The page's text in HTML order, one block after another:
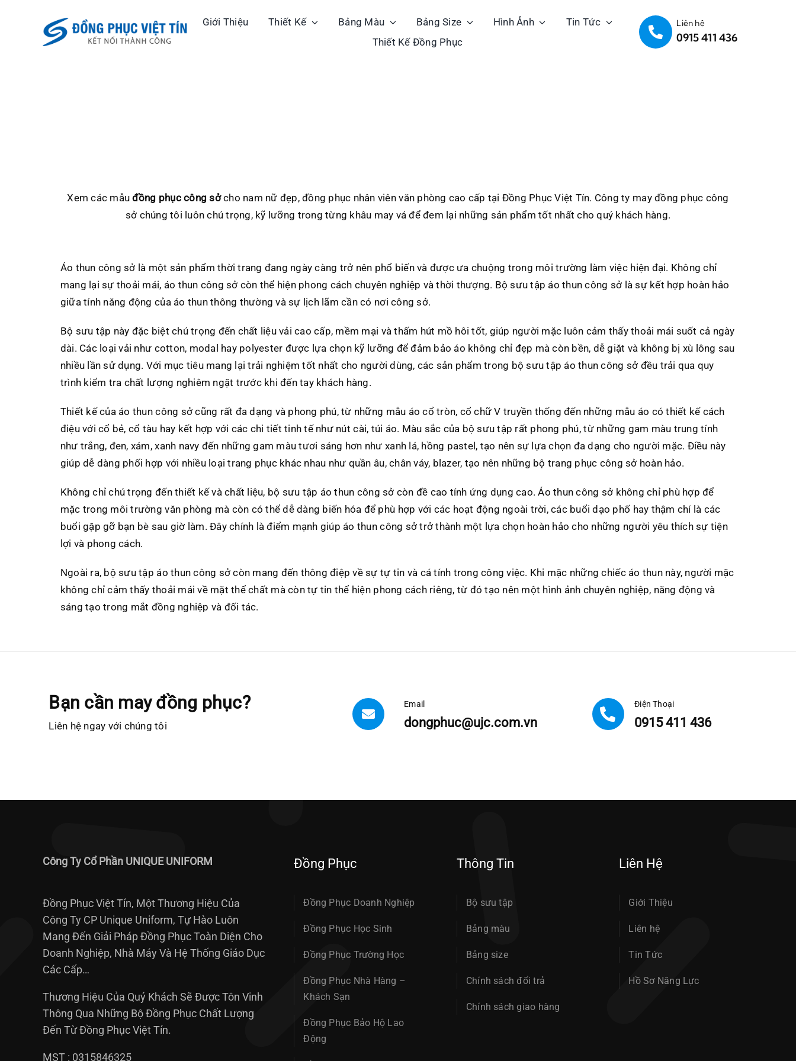
Giới Thiệu Thiết Kế Bảng Màu Bảng Size Hình Ảnh
Tin Tức
Thiết Kế Đồng Phục
Liên hệ
0915 411 436
Xem các mẫuđồng phục công sởcho nam nữ đẹp, đồng phục nhân viên văn phòng cao cấp tại Đồng Phục Việt Tín. Công ty may đồng phục công
sở chúng tôi luôn chú trọng, kỹ lưỡng trong từng khâu may vá để đem lại những sản phẩm tốt nhất cho quý khách hàng.
Áo thun công sở là một sản phẩm thời trang đang ngày càng trở nên phổ biến và được ưa chuộng trong môi trường làm việc hiện đại. Không chỉ
mang lại sự thoải mái, áo thun công sở còn thể hiện phong cách chuyên nghiệp và thời thượng. Bộ sưu tập áo thun công sở là sự kết hợp hoàn hảo
giữa tính năng động của áo thun thông thường và sự lịch lãm cần có nơi công sở.
Bộ sưu tập này đặc biệt chú trọng đến chất liệu vải cao cấp, mềm mại và thấm hút mồ hôi tốt, giúp người mặc luôn cảm thấy thoải mái suốt cả ngày
dài. Các loại vải như cotton, modal hay polyester được lựa chọn kỹ lưỡng để đảm bảo áo không chỉ đẹp mà còn bền, dễ giặt và không bị xù lông sau
nhiều lần sử dụng. Với mục tiêu mang lại trải nghiệm tốt nhất cho người dùng, các sản phẩm trong bộ sưu tập áo thun công sở đều trải qua quy
trình kiểm tra chất lượng nghiêm ngặt trước khi đến tay khách hàng.
Thiết kế của áo thun công sở cũng rất đa dạng và phong phú, từ những mẫu áo cổ tròn, cổ chữ V truyền thống đến những mẫu áo có thiết kế cách
điệu với cổ bẻ, cổ tàu hay kết hợp với các chi tiết tinh tế như nút cài, túi áo. Màu sắc của bộ sưu tập rất phong phú, từ những gam màu trung tính
như trắng, đen, xám, xanh navy đến những gam màu tươi sáng hơn như xanh lá, hồng pastel, tạo nên sự lựa chọn đa dạng cho người mặc. Điều này
giúp dễ dàng phối hợp với nhiều loại trang phục khác nhau như quần âu, chân váy, blazer, tạo nên những bộ trang phục công sở hoàn hảo.
Không chỉ chú trọng đến thiết kế và chất liệu, bộ sưu tập áo thun công sở còn đề cao tính ứng dụng cao. Áo thun công sở không chỉ phù hợp để
mặc trong môi trường văn phòng mà còn có thể dễ dàng biến hóa để phù hợp với các hoạt động ngoài trời, các buổi dạo phố hay thậm chí là các
buổi gặp gỡ bạn bè sau giờ làm. Đây chính là điểm mạnh giúp áo thun công sở trở thành một lựa chọn hoàn hảo cho những người yêu thích sự tiện
lợi và phong cách.
Ngoài ra, bộ sưu tập áo thun công sở còn mang đến thông điệp về sự tự tin và cá tính trong công việc. Khi mặc những chiếc áo thun này, người mặc
không chỉ cảm thấy thoải mái về mặt thể chất mà còn tự tin thể hiện phong cách riêng, từ đó tạo nên một hình ảnh chuyên nghiệp, năng động và
sáng tạo trong mắt đồng nghiệp và đối tác.
Bạn cần may đồng phục?
Liên hệ ngay với chúng tôi
Email
dongphuc@ujc.com.vn
Điện Thoại
0915 411 436
Công Ty Cổ Phần UNIQUE UNIFORM
Đồng Phục Việt Tín, Một Thương Hiệu Của
Công Ty CP Unique Uniform, Tự Hào Luôn
Mang Đến Giải Pháp Đồng Phục Toàn Diện Cho
Doanh Nghiệp, Nhà Máy Và Hệ Thống Giáo Dục
Các Cấp…
Thương Hiệu Của Quý Khách Sẽ Được Tôn Vinh
Thông Qua Những Bộ Đồng Phục Chất Lượng
Đến Từ Đồng Phục Việt Tín.
MST : 0315846325
Đồng Phục
Đồng Phục Doanh Nghiệp
Đồng Phục Học Sinh
Đồng Phục Trường Học
Đồng Phục Nhà Hàng –
Khách Sạn
Đồng Phục Bảo Hộ Lao
Động
Thông Tin
Bộ sưu tập
Bảng màu
Bảng size
Chính sách đổi trả
Chính sách giao hàng
Liên Hệ
Giới Thiệu
Liên hệ
Tin Tức
Hồ Sơ Năng Lực